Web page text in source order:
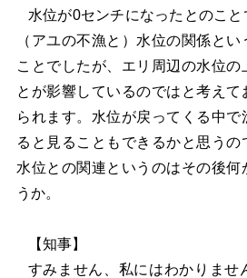
水位が0センチになったとのこ
（アユの不漁と）水位の関係と
ことでしたが、エリ周辺の水位の
とが影響しているのではと考えて
られます。水位が戻ってくる中で
ると見ることもできるかと思うの
水位との関連というのはその後何
うか。
【知事】
すみません、私にはわかりませ